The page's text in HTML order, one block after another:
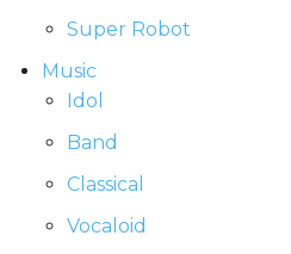
Super Robot
Music
Idol
Band
Classical
Vocaloid